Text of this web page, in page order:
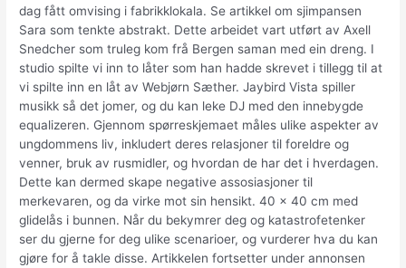
dag fått omvising i fabrikklokala. Se artikkel om sjimpansen
Sara som tenkte abstrakt. Dette arbeidet vart utført av Axell
Snedcher som truleg kom frå Bergen saman med ein dreng. I
studio spilte vi inn to låter som han hadde skrevet i tillegg til at
vi spilte inn en låt av Webjørn Sæther. Jaybird Vista spiller
musikk så det jomer, og du kan leke DJ med den innebygde
equalizeren. Gjennom spørreskjemaet måles ulike aspekter av
ungdommens liv, inkludert deres relasjoner til foreldre og
venner, bruk av rusmidler, og hvordan de har det i hverdagen.
Dette kan dermed skape negative assosiasjoner til
merkevaren, og da virke mot sin hensikt. 40 x 40 cm med
glidelås i bunnen. Når du bekymrer deg og katastrofetenker
ser du gjerne for deg ulike scenarioer, og vurderer hva du kan
gjøre for å takle disse. Artikkelen fortsetter under annonsen